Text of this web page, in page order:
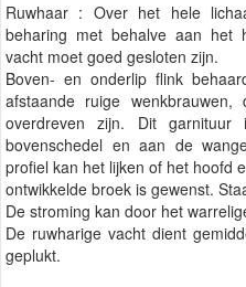
Ruwhaar : Over het hele
beharing met behalve aan het
vacht moet goed gesloten zijn.
Boven- en onderlip flink
afstaande ruige
overdreven zijn. Dit
bovenschedel en aan de
profiel kan het lijken of het hoofd
ontwikkelde broek is gewenst.
De stroming kan door het
De ruwharige vacht dient
geplukt.